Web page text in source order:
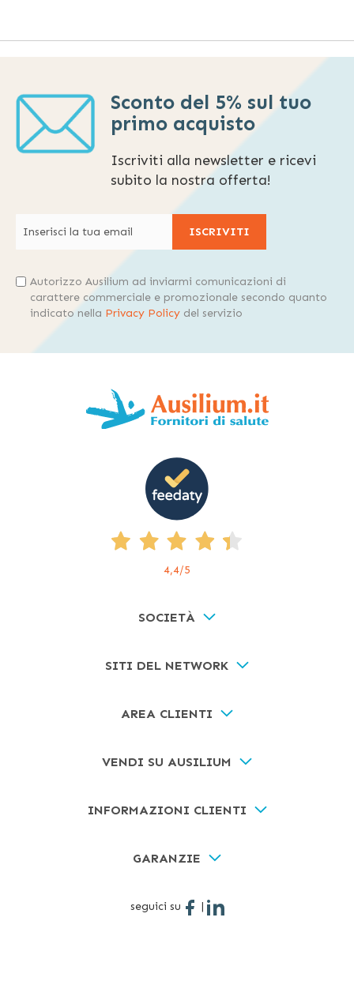
Sconto del 5% sul tuo
primo acquisto
Iscriviti alla newsletter e ricevi
subito la nostra offerta!
ISCRIVITI
Autorizzo Ausilium ad inviarmi comunicazioni di
carattere commerciale e promozionale secondo quanto
indicato nella Privacy Policy del servizio
4,4/5
SOCIETÀ
SITI DEL NETWORK
AREA CLIENTI
VENDI SU AUSILIUM
INFORMAZIONI CLIENTI
GARANZIE
seguici su |